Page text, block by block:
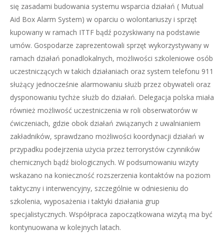
się zasadami budowania systemu wsparcia działań ( Mutual
Aid Box Alarm System) w oparciu o wolontariuszy i sprzęt
kupowany w ramach ITTF bądź pozyskiwany na podstawie
umów. Gospodarze zaprezentowali sprzęt wykorzystywany w
ramach działań ponadlokalnych, możliwości szkoleniowe osób
uczestniczących w takich działaniach oraz system telefonu 911
służący jednocześnie alarmowaniu służb przez obywateli oraz
dysponowaniu tychże służb do działań. Delegacja polska miała
również możliwość uczestniczenia w roli obserwatorów w
ćwiczeniach, gdzie obok działań związanych z uwalnianiem
zakładników, sprawdzano możliwości koordynacji działań w
przypadku podejrzenia użycia przez terrorystów czynników
chemicznych bądź biologicznych. W podsumowaniu wizyty
wskazano na konieczność rozszerzenia kontaktów na poziom
taktyczny i interwencyjny, szczególnie w odniesieniu do
szkolenia, wyposażenia i taktyki działania grup
specjalistycznych. Współpraca zapoczątkowana wizytą ma być
kontynuowana w kolejnych latach.